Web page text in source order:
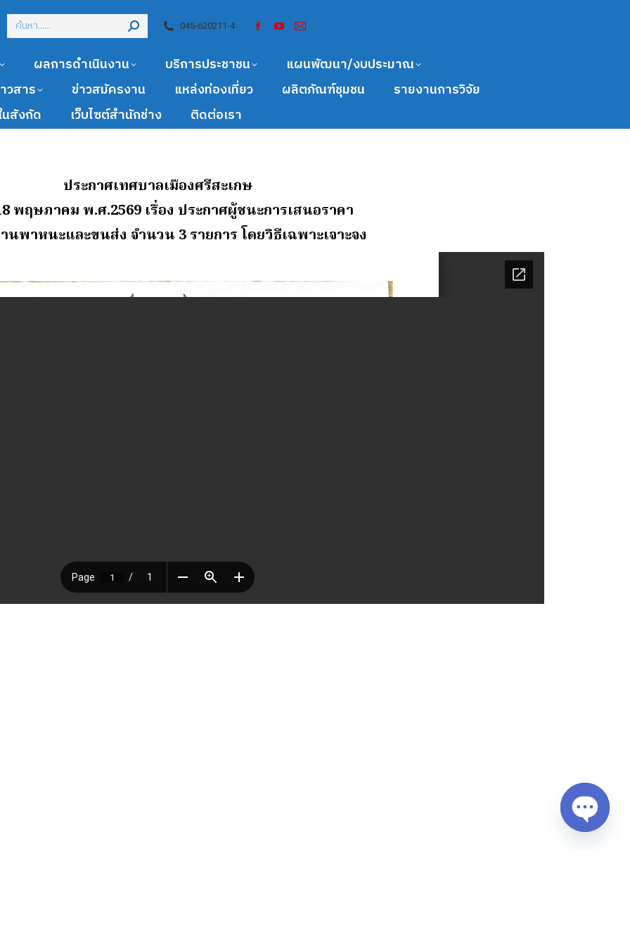
045-620211-4
ผลการดำเนินงาน บริการประชาชน
แผนพัฒนา/งบประมาณ
วสาร ข่าวสมัครงาน แหล่งท่องเที่ยว ผลิตภัณฑ์ชุมชน
รายงานการวิจัย
นสังกัด เว็บไซต์สำนักช่าง ติดต่อเรา
ประกาศเทศบาลเมืองศรีสะเกษ
พฤษภาคม พ.ศ.2569 เรื่อง ประกาศผู้ชนะการเสนอราคา
นพาหนะและขนส่ง จํานวน 3 รายการ โดยวิธีเฉพาะเจาะจง